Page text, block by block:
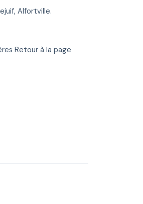
Alfortville.
Retour à la page